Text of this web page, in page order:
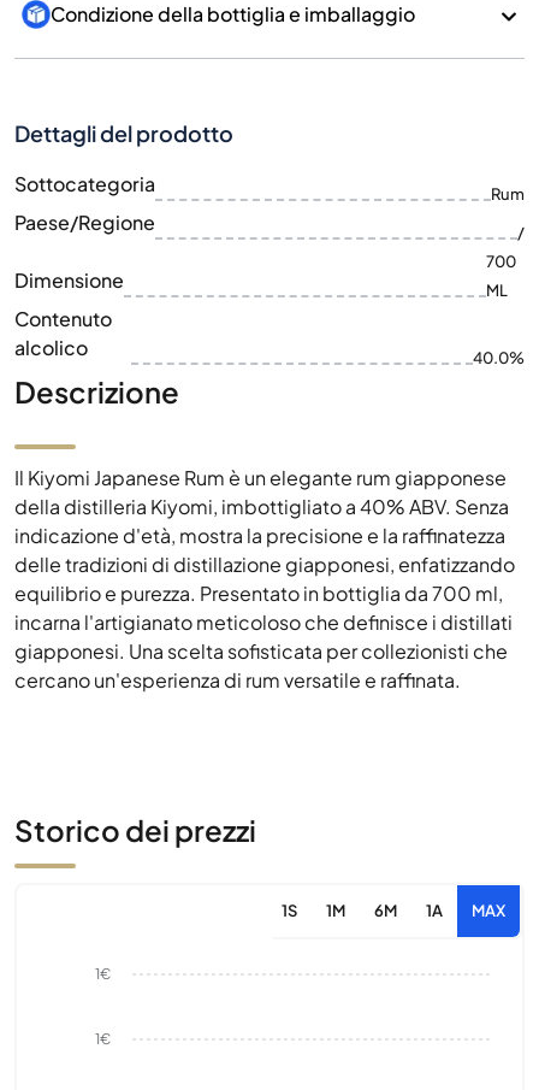
Condizione della bottiglia e imballaggio
Dettagli del prodotto
Sottocategoria Rum
Paese/Regione /
Dimensione
700
ML
Contenuto
alcolico
40.0%
Descrizione
Il Kiyomi Japanese Rum è un elegante rum giapponese
della distilleria Kiyomi, imbottigliato a 40% ABV. Senza
indicazione d'età, mostra la precisione e la raffinatezza
delle tradizioni di distillazione giapponesi, enfatizzando
equilibrio e purezza. Presentato in bottiglia da 700 ml,
incarna l'artigianato meticoloso che definisce i distillati
giapponesi. Una scelta sofisticata per collezionisti che
cercano un'esperienza di rum versatile e raffinata.
Storico dei prezzi
1S 1M 6M 1A MAX
1€
1€